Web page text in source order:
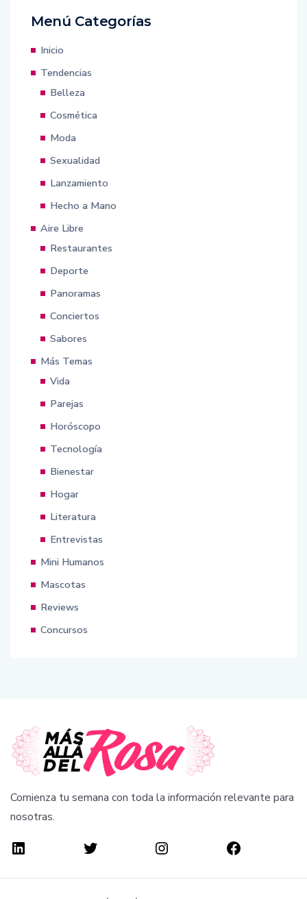
Menú Categorías
Inicio
Tendencias
Belleza
Cosmética
Moda
Sexualidad
Lanzamiento
Hecho a Mano
Aire Libre
Restaurantes
Deporte
Panoramas
Conciertos
Sabores
Más Temas
Vida
Parejas
Horóscopo
Tecnología
Bienestar
Hogar
Literatura
Entrevistas
Mini Humanos
Mascotas
Reviews
Concursos
Comienza tu semana con toda la información relevante para
nosotras.